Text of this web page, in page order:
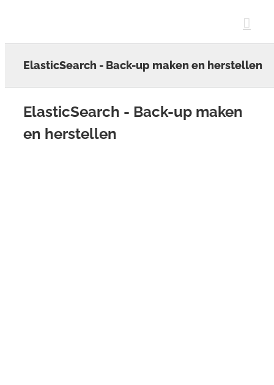
ElasticSearch - Back-up maken en herstellen
ElasticSearch - Back-up maken
en herstellen